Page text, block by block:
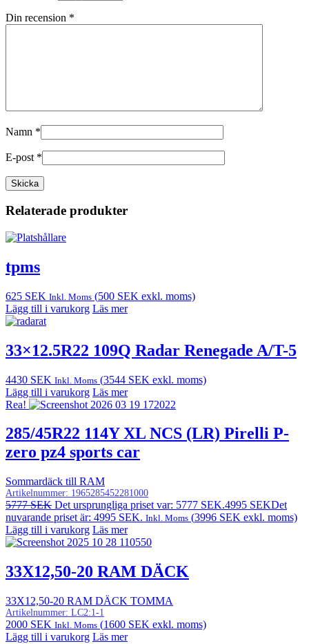
Din recension *
Namn *
E-post *
Relaterade produkter
tpms
625 SEK Inkl. Moms (500 SEK exkl. moms)
Lägg till i varukorg Läs mer
33×12.5R22 109Q Radar Renegade A/T-5
4430 SEK Inkl. Moms (3544 SEK exkl. moms)
Lägg till i varukorg Läs mer
Rea!
285/45R22 114Y XL NCS (LR) Pirelli P-
zero pz4 sports car
Sommardäck till RAM
Artikelnummer: 1965285452281000
5777SEK Det ursprungliga priset var: 5777 SEK.4995 SEKDet
nuvarande priset är: 4995 SEK. Inkl. Moms (3996 SEK exkl. moms)
Lägg till i varukorg Läs mer
33X12,50-20 RAM DÄCK
33X12,50-20 RAM DÄCK TOMMA
Artikelnummer: LC2:1-1
2000 SEK Inkl. Moms (1600 SEK exkl. moms)
Lägg till i varukorg Läs mer